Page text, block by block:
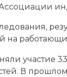
на
участие
В